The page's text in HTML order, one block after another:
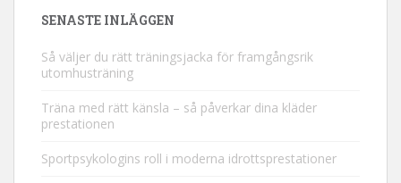
SENASTE INLÄGGEN
Så väljer du rätt träningsjacka för framgångsrik
utomhusträning
Träna med rätt känsla – så påverkar dina kläder
prestationen
Sportpsykologins roll i moderna idrottsprestationer